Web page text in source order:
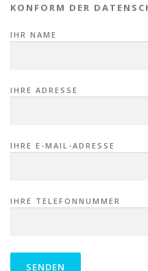
KONFORM DER
IHR NAME
IHRE ADRESSE
IHRE E-MAIL-ADRESSE
IHRE TELEFONNUMMER